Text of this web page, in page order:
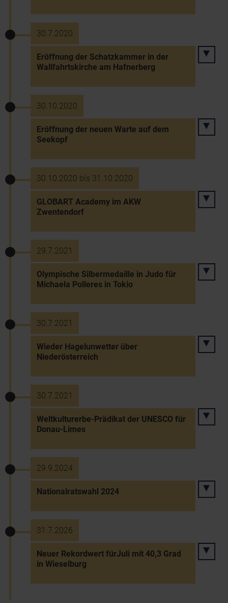
30.7.2020
Eröffnung der Schatzkammer in der
Wallfahrtskirche am Hafnerberg
30.10.2020
Eröffnung der neuen Warte auf dem
Seekopf
30.10.2020 bis 31.10.2020
GLOBART Academy im AKW
Zwentendorf
29.7.2021
Olympische Silbermedaille in Judo für
Michaela Polleres in Tokio
30.7.2021
Wieder Hagelunwetter über
Niederösterreich
30.7.2021
Weltkulturerbe-Prädikat der UNESCO für
Donau-Limes
29.9.2024
Nationalratswahl 2024
31.7.2026
Neuer Rekordwert fürJuli mit 40,3 Grad
in Wieselburg